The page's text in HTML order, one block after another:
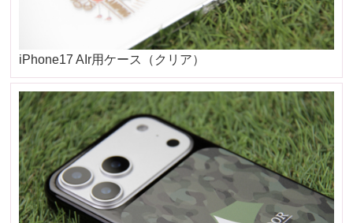
iPhone17 AIr用ケース（クリア）